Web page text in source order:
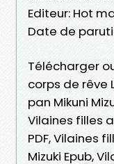
Editeur: Hot
Date de
Télécharger
corps de rêve
pan Mikuni
Vilaines filles
PDF, Vilaines
Mizuki Epub,